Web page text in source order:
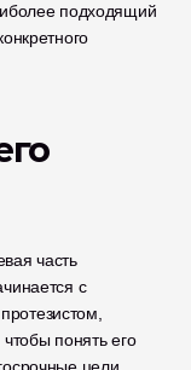
подходящий
часть
с
понять его